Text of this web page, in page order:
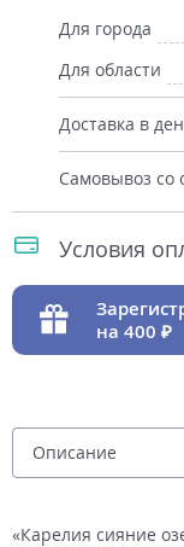
Для города
Для области
Доставка в
Самовывоз со
Условия
на 400
«Карелия сияние